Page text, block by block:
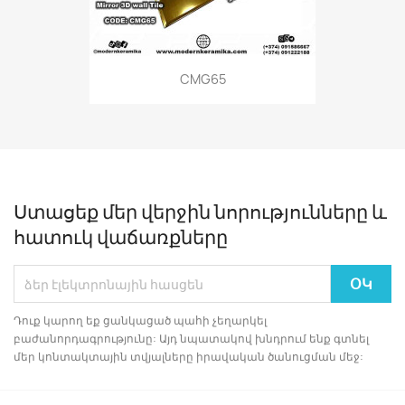
CMG65
Ստացեք մեր վերջին նորությունները և
հատուկ վաճառքները
Դուք կարող եք ցանկացած պահի չեղարկել
բաժանորդագրությունը: Այդ նպատակով խնդրում ենք գտնել
մեր կոնտակտային տվյալները իրավական ծանուցման մեջ: